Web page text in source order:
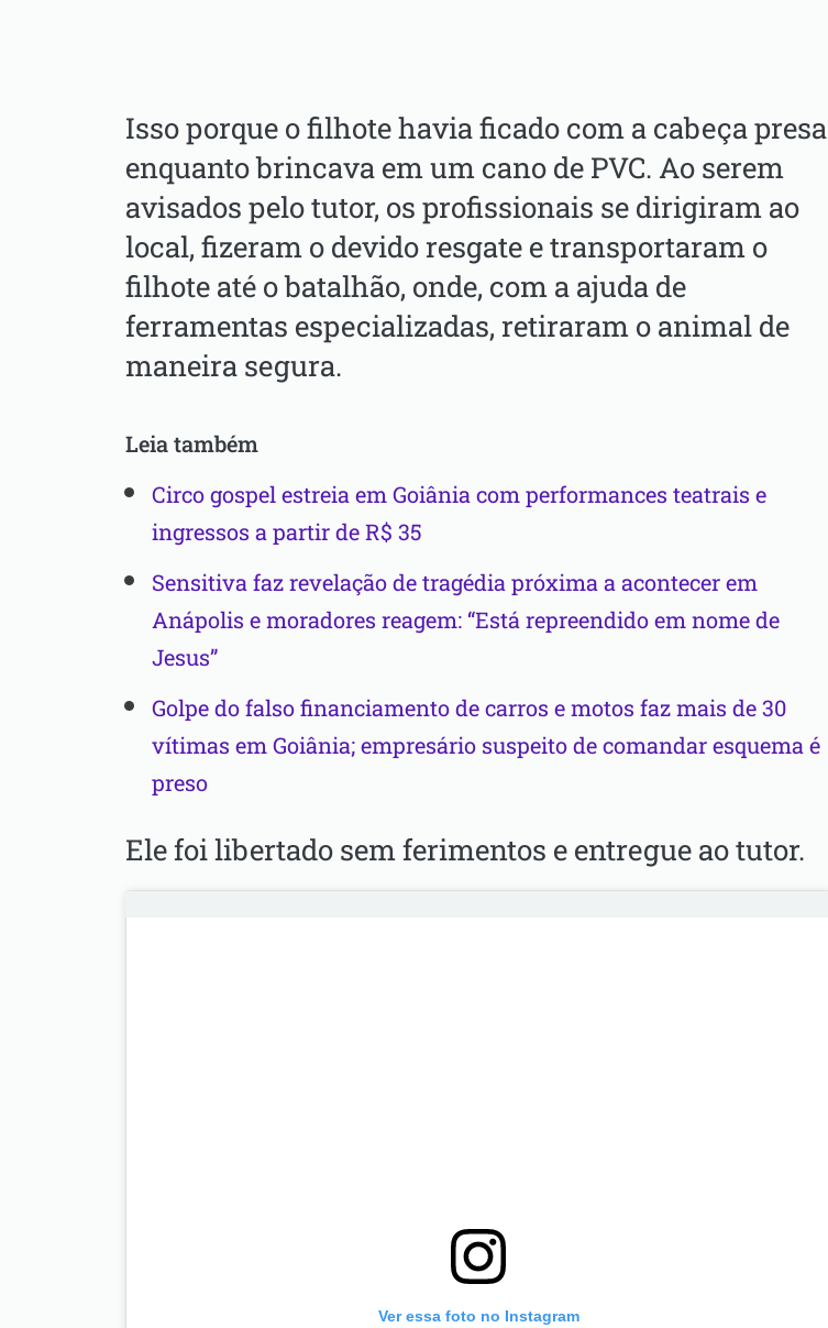
Isso porque o filhote havia ficado com a cabeça presa
enquanto brincava em um cano de PVC. Ao serem
avisados pelo tutor, os profissionais se dirigiram ao
local, fizeram o devido resgate e transportaram o
filhote até o batalhão, onde, com a ajuda de
ferramentas especializadas, retiraram o animal de
maneira segura.
Leia também
Circo gospel estreia em Goiânia com performances teatrais e
ingressos a partir de R$ 35
Sensitiva faz revelação de tragédia próxima a acontecer em
Anápolis e moradores reagem: “Está repreendido em nome de
Jesus”
Golpe do falso financiamento de carros e motos faz mais de 30
vítimas em Goiânia; empresário suspeito de comandar esquema é
preso
Ele foi libertado sem ferimentos e entregue ao tutor.
Ver essa foto no Instagram